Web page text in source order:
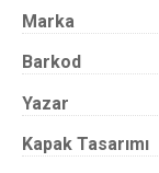
Marka
Barkod
Yazar
Kapak Tasarımı